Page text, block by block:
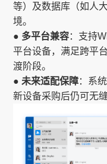
等）及数据库（如人
境。
● 多平台兼容：支持
平台设备，满足跨平
渡阶段。
● 未来适配保障：系
新设备采购后仍可无缝